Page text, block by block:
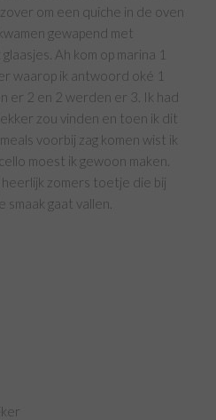
om een quiche in de oven
gewapend met
Ah kom op marina 1
waarop ik antwoord oké 1
er 2 en 2 werden er 3. Ik had
zou vinden en toen ik dit
voorbij zag komen wist ik
moest ik gewoon maken.
zomers toetje die bij
gaat vallen.